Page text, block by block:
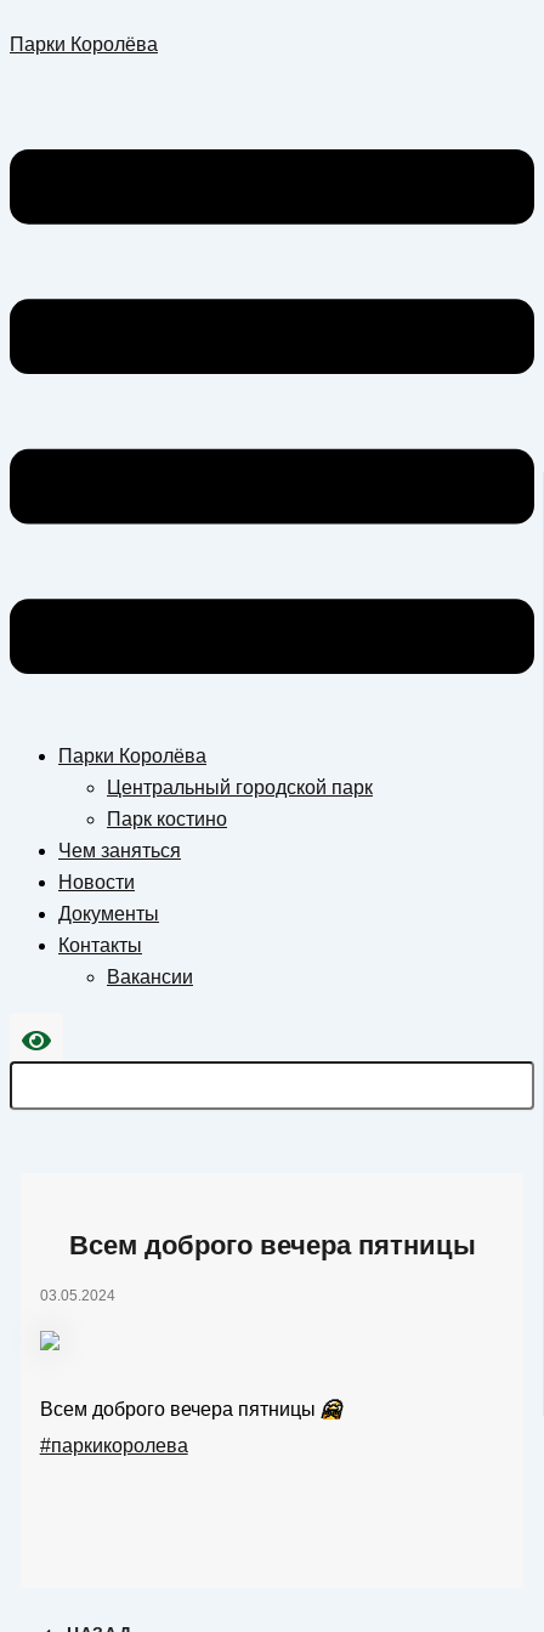
к
Парки Королёва
Парки Королёва
Центральный городской парк
Парк костино
Чем заняться
Новости
Документы
Контакты
Вакансии
Всем доброго вечера пятницы
03.05.2024
Всем доброго вечера пятницы 🤗
#паркикоролева